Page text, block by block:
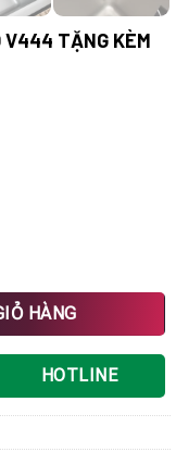
V444 TẶNG KÈM
KÈM VÒI số lượng
HÀNG
HOTLINE